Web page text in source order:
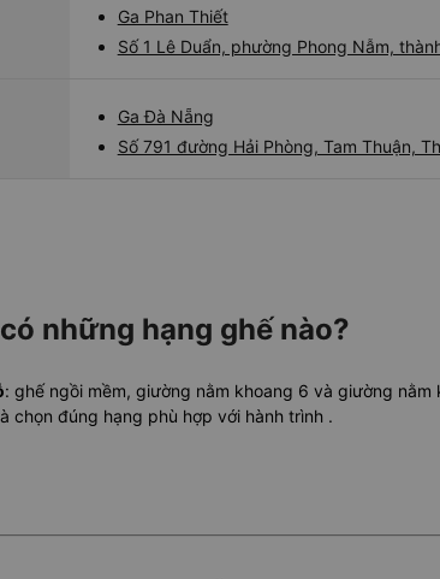
Ga Phan Thiết
Số 1 Lê Duẩn, phường Phong Nẫm,
Ga Đà Nẵng
Số 791 đường Hải Phòng, Tam Thuận,
những hạng ghế nào?
: ghế ngồi mềm, giường nằm khoang 6 và giường
chọn đúng hạng phù hợp với hành trình .